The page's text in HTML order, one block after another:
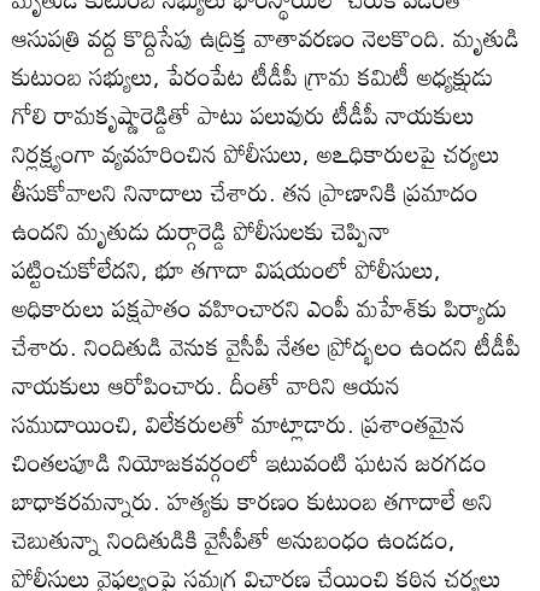
ఆసుపత్రి వద్ద కొద్దిసేపు ఉద్రిక్త వాతావరణం నెలకొంది. మృతుడి
కుటుంబ సభ్యులు, పేరంపేట టీడీపీ గ్రామ కమిటీ అధ్యక్షుడు
గోలి రామకృష్ణారెడ్డితో పాటు పలువురు టీడీపీ నాయకులు
నిర్లక్ష్యంగా వ్యవహరించిన పోలీసులు, అఽధికారులపై చర్యలు
తీసుకోవాలని నినాదాలు చేశారు. తన ప్రాణానికి ప్రమాదం
ఉందని మృతుడు దుర్గారెడ్డి పోలీసులకు చెప్పినా
పట్టించుకోలేదని, భూ తగాదా విషయంలో పోలీసులు,
అధికారులు పక్షపాతం వహించారని ఎంపీ మహేశ్‌కు పిర్యాదు
చేశారు. నిందితుడి వెనుక వైసీపీ నేతల ప్రోద్భలం ఉందని టీడీపీ
నాయకులు ఆరోపించారు. దీంతో వారిని ఆయన
సముదాయించి, విలేకరులతో మాట్లాడారు. ప్రశాంతమైన
చింతలపూడి నియోజకవర్గంలో ఇటువంటి ఘటన జరగడం
బాధాకరమన్నారు. హత్యకు కారణం కుటుంబ తగాదాలే అని
చెబుతున్నా నిందితుడికి వైసీపీతో అనుబంధం ఉండడం,
పోలీసులు వైఫల్యంపై సమగ్ర విచారణ చేయించి కఠిన చర్యలు